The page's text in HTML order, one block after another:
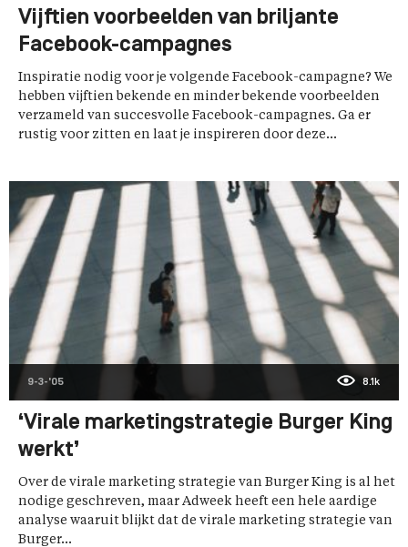
Vijftien voorbeelden van briljante
Facebook-campagnes
Inspiratie nodig voor je volgende Facebook-campagne? We
hebben vijftien bekende en minder bekende voorbeelden
verzameld van succesvolle Facebook-campagnes. Ga er
rustig voor zitten en laat je inspireren door deze...
9-3-'05 8.1k
‘Virale marketingstrategie Burger King
werkt’
Over de virale marketing strategie van Burger King is al het
nodige geschreven, maar Adweek heeft een hele aardige
analyse waaruit blijkt dat de virale marketing strategie van
Burger...